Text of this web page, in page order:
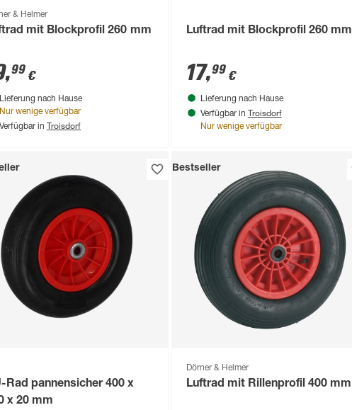
& Helmer
mit Blockprofil 260 mm
,99 €
Lieferung nach Hause
Nur wenige verfügbar
Verfügbar in Troisdorf
Luftrad mit Blockprofil 260 mm
17,99€
Lieferung nach Hause
Verfügbar in Troisdorf
Nur wenige verfügbar
Rad pannensicher 400 x
x 20 mm
Bestseller
Dörner & Helmer
Luftrad mit Rillenprofil 400 mm